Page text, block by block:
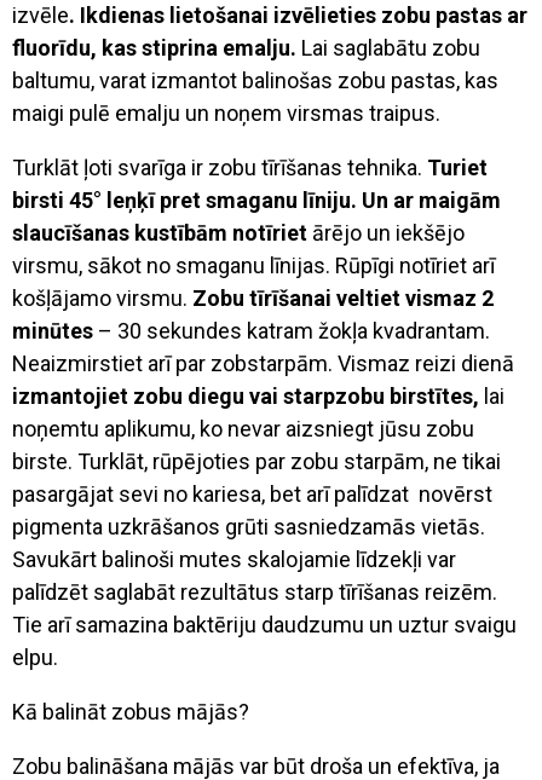
izvēle. Ikdienas lietošanai izvēlieties zobu pastas ar
fluorīdu, kas stiprina emalju. Lai saglabātu zobu
baltumu, varat izmantot balinošas zobu pastas, kas
maigi pulē emalju un noņem virsmas traipus.
Turklāt ļoti svarīga ir zobu tīrīšanas tehnika. Turiet
birsti 45° leņķī pret smaganu līniju. Un ar maigām
slaucīšanas kustībām notīriet ārējo un iekšējo
virsmu, sākot no smaganu līnijas. Rūpīgi notīriet arī
košļājamo virsmu. Zobu tīrīšanai veltiet vismaz 2
minūtes – 30 sekundes katram žokļa kvadrantam.
Neaizmirstiet arī par zobstarpām. Vismaz reizi dienā
izmantojiet zobu diegu vai starpzobu birstītes, lai
noņemtu aplikumu, ko nevar aizsniegt jūsu zobu
birste. Turklāt, rūpējoties par zobu starpām, ne tikai
pasargājat sevi no kariesa, bet arī palīdzat novērst
pigmenta uzkrāšanos grūti sasniedzamās vietās.
Savukārt balinoši mutes skalojamie līdzekļi var
palīdzēt saglabāt rezultātus starp tīrīšanas reizēm.
Tie arī samazina baktēriju daudzumu un uztur svaigu
elpu.
Kā balināt zobus mājās?
Zobu balināšana mājās var būt droša un efektīva, ja